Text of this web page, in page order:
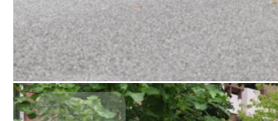
6,99 € MERKEN